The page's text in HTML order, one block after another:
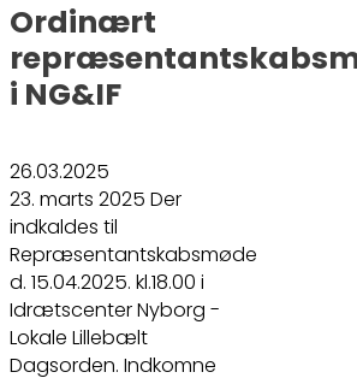
Ordinært
i NG&IF
26.03.2025
23. marts 2025 Der
indkaldes til
Repræsentantskabsmøde
d. 15.04.2025. kl.18.00 i
Idrætscenter Nyborg -
Lokale Lillebælt
Dagsorden. Indkomne